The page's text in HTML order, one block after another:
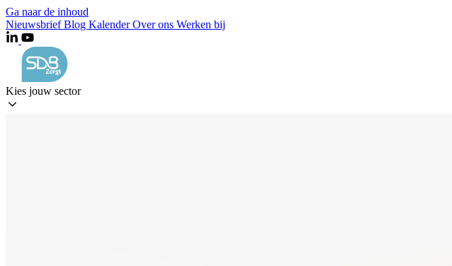
Ga naar de inhoud
NieuwsbriefBlog KalenderOver ons Werken bij
Kies jouw sector